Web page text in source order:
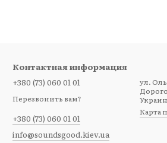
отдельные формы.
Проверяйте
Ищите Dreadnought или
Контактная информация
+380 (73) 060 01 01
Перезвонить вам?
+380 (73) 060 01 01
info@soundsgood.kiev.ua
ул.
Карта